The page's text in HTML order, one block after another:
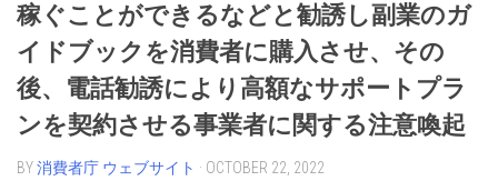
稼ぐことができるなどと勧誘し副業のガ
イドブックを消費者に購入させ、その
後、電話勧誘により高額なサポートプラ
ンを契約させる事業者に関する注意喚起
BY消費者庁 ウェブサイト · OCTOBER 22, 2022